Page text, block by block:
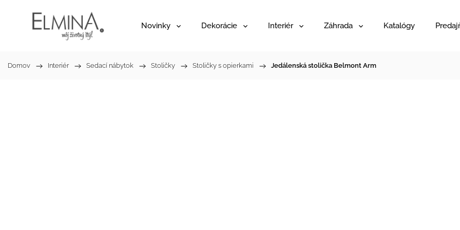
Novinky Dekorácie Interiér Záhrada Katalógy
Domov / Interiér / Sedací nábytok / Stoličky / Stoličky s opierkami / Jedálenská stolička Belmont Arm